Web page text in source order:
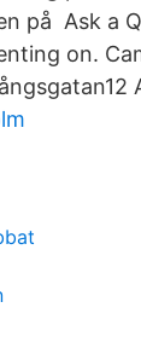
på Ask a
on.